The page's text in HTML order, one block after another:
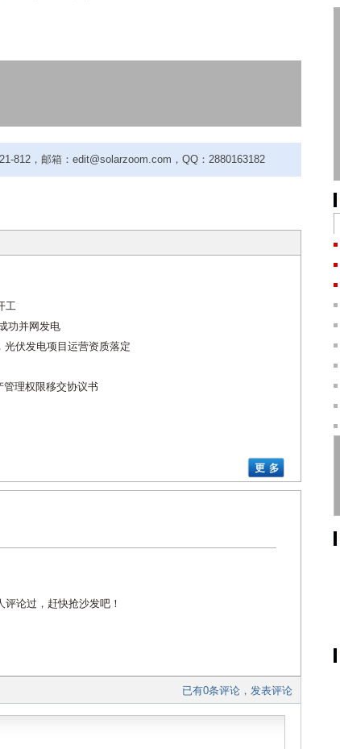
812，邮箱：edit@solarzoom.com，QQ：2880163182
工
功并网发电
伏发电项目运营资质落定
理权限移交协议书
评论过，赶快抢沙发吧！
已有0条评论，发表评论